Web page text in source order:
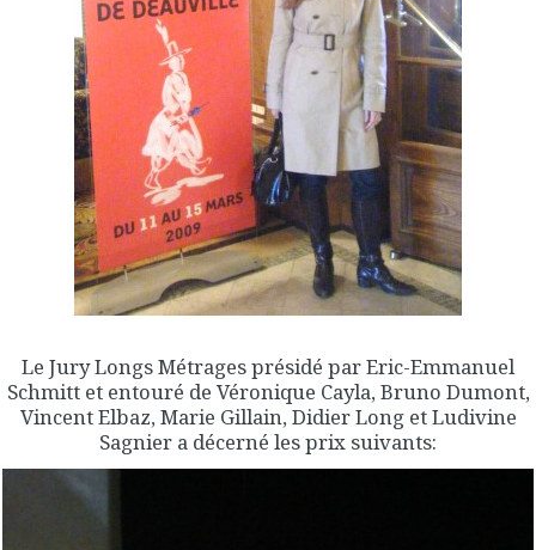
Le Jury Longs Métrages présidé par Eric-Emmanuel
Schmitt et entouré de Véronique Cayla, Bruno Dumont,
Vincent Elbaz, Marie Gillain, Didier Long et Ludivine
Sagnier a décerné les prix suivants: